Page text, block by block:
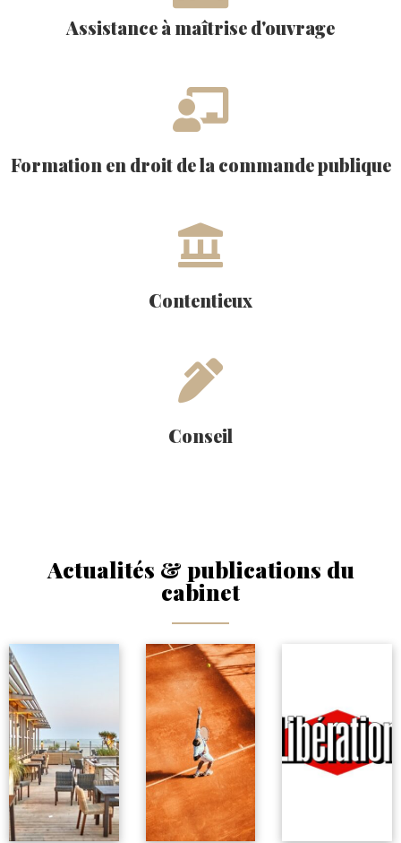
Assistance à maîtrise d'ouvrage
Formation en droit de la commande publique
Contentieux
Conseil
Actualités & publications du
cabinet